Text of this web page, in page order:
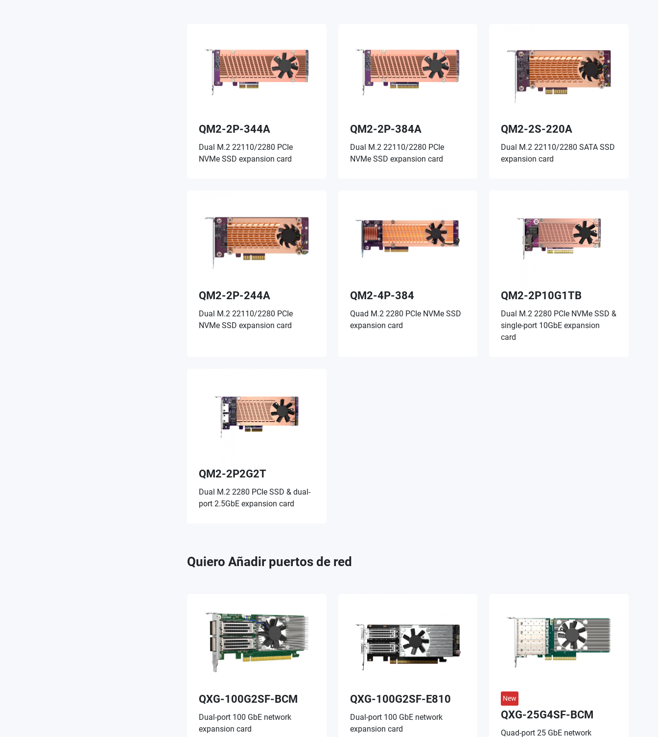
QM2-2P-344A
Dual M.2 22110/2280 PCIe
NVMe SSD expansion card
QM2-2P-384A
Dual M.2 22110/2280 PCIe
NVMe SSD expansion card
QM2-2S-220A
Dual M.2 22110/2280 SATA SSD
expansion card
QM2-2P-244A
Dual M.2 22110/2280 PCIe
NVMe SSD expansion card
QM2-4P-384
Quad M.2 2280 PCIe NVMe SSD
expansion card
QM2-2P10G1TB
Dual M.2 2280 PCIe NVMe SSD &
single-port 10GbE expansion
card
QM2-2P2G2T
Dual M.2 2280 PCIe SSD & dual-
port 2.5GbE expansion card
Quiero Añadir puertos de red
QXG-100G2SF-BCM
Dual-port 100 GbE network
expansion card
QXG-100G2SF-E810
Dual-port 100 GbE network
expansion card
New
QXG-25G4SF-BCM
Quad-port 25 GbE network